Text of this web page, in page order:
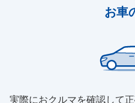
お車
実際におクルマを確認して